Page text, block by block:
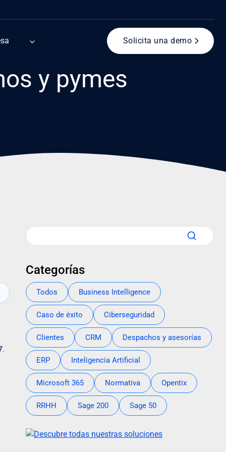
Solicita una demo
y pymes
.
Categorías
Todos Business Intelligence
Caso de éxito Ciberseguridad
Clientes CRM Despachos y asesorías
ERP Inteligencia Artificial
Microsoft 365 Normativa Opentix
RRHH Sage 200 Sage 50